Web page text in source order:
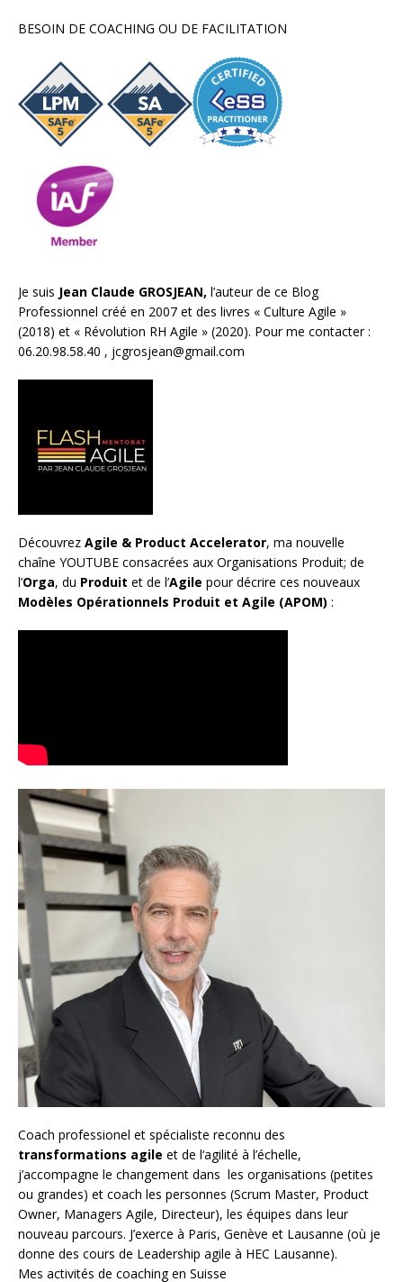
BESOIN DE COACHING OU DE FACILITATION
Je suis Jean Claude GROSJEAN, l’auteur de ce Blog
Professionnel créé en 2007 et des livres « Culture Agile »
(2018) et « Révolution RH Agile » (2020). Pour me contacter :
06.20.98.58.40 , jcgrosjean@gmail.com
Découvrez Agile & Product Accelerator, ma nouvelle
chaîne YOUTUBE consacrées aux Organisations Produit; de
l’Orga, du Produit et de l’Agile pour décrire ces nouveaux
Modèles Opérationnels Produit et Agile (APOM) :
Coach professionel et spécialiste reconnu des
transformations agile et de l‘agilité à l’échelle,
j’accompagne le changement dans les organisations (petites
ou grandes) et coach les personnes (Scrum Master, Product
Owner, Managers Agile, Directeur), les équipes dans leur
nouveau parcours. J’exerce à Paris, Genève et Lausanne (où je
donne des cours de Leadership agile à HEC Lausanne).
Mes activités de coaching en Suisse